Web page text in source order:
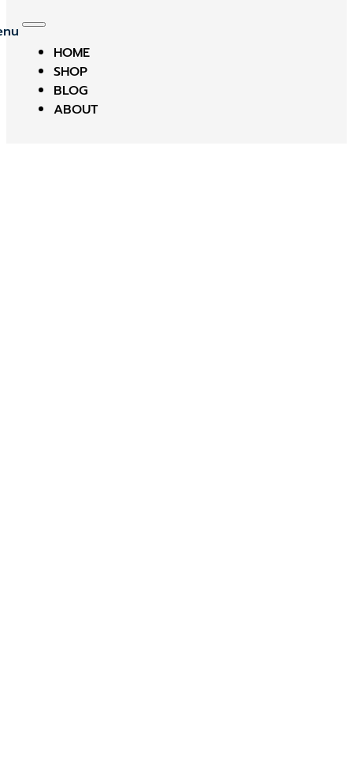
HOME
SHOP
BLOG
ABOUT